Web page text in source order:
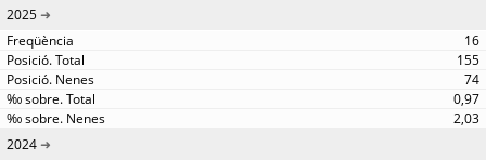
2025
16
155
74
0,97
2,03
2024